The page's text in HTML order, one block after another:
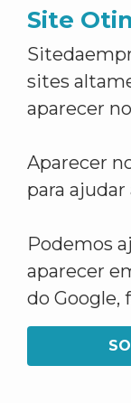
Site
sites
aparecer
Aparecer
para ajudar
Podemos
aparecer
do Google,